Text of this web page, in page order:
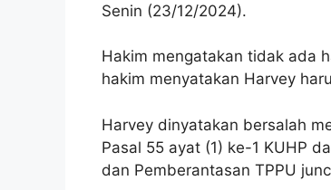
Senin (23/12/2024).
Hakim mengatakan tidak ada
hakim menyatakan Harvey
Harvey dinyatakan bersalah
Pasal 55 ayat (1) ke-1 KUHP
dan Pemberantasan TPPU